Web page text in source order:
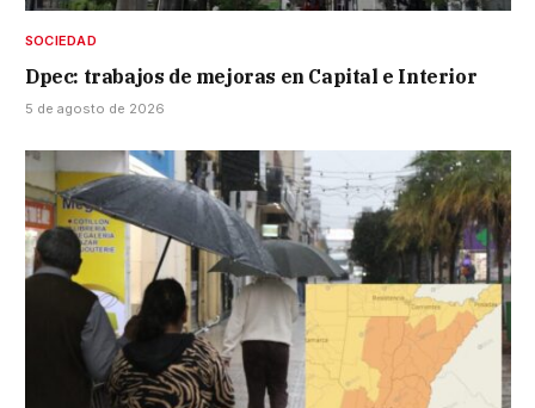
SOCIEDAD
Dpec: trabajos de mejoras en Capital e Interior
5 de agosto de 2026